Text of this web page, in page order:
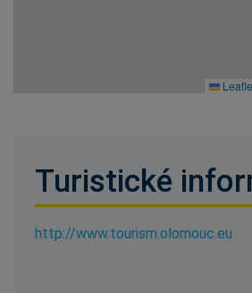
Turistické
http://www.tourism.olomouc.eu